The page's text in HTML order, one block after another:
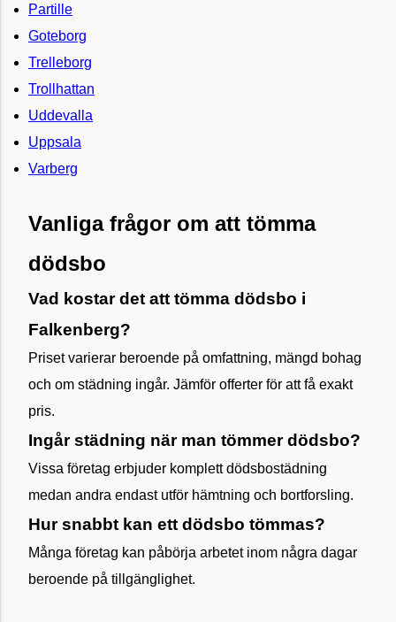
Partille
Goteborg
Trelleborg
Trollhattan
Uddevalla
Uppsala
Varberg
Vanliga frågor om att tömma
dödsbo
Vad kostar det att tömma dödsbo i
Falkenberg?
Priset varierar beroende på omfattning, mängd bohag
och om städning ingår. Jämför offerter för att få exakt
pris.
Ingår städning när man tömmer dödsbo?
Vissa företag erbjuder komplett dödsbostädning
medan andra endast utför hämtning och bortforsling.
Hur snabbt kan ett dödsbo tömmas?
Många företag kan påbörja arbetet inom några dagar
beroende på tillgänglighet.